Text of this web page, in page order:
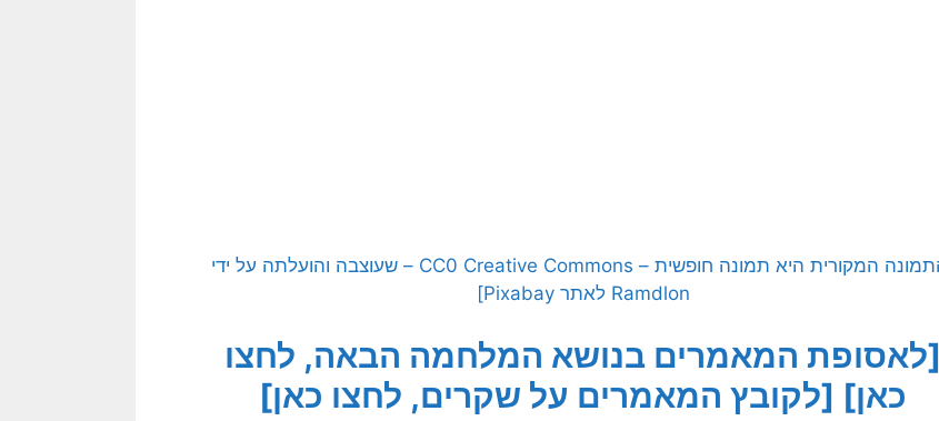
[התמונה המקורית היא תמונה חופשית – CC0 Creative Commons – שעוצבה והועלתה על ידי
Ramdlon לאתר Pixabay]
[לאסופת המאמרים בנושא המלחמה הבאה, לחצו
כאן] [לקובץ המאמרים על שקרים, לחצו כאן]